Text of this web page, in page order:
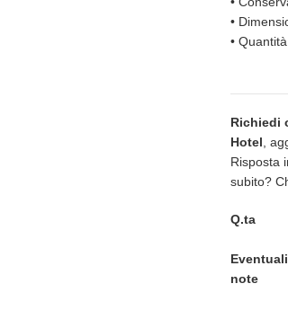
•
•
Richiedi
Hotel ,
Risposta
subito?
Q.ta
Eventuali
note